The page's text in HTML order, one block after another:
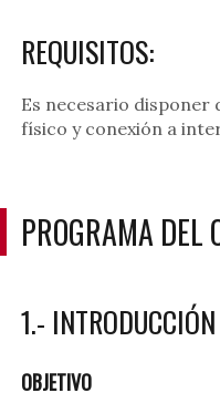
REQUISITOS:
Es necesario
físico y conexión a
PROGRAMA DEL
1.-
OBJETIVO